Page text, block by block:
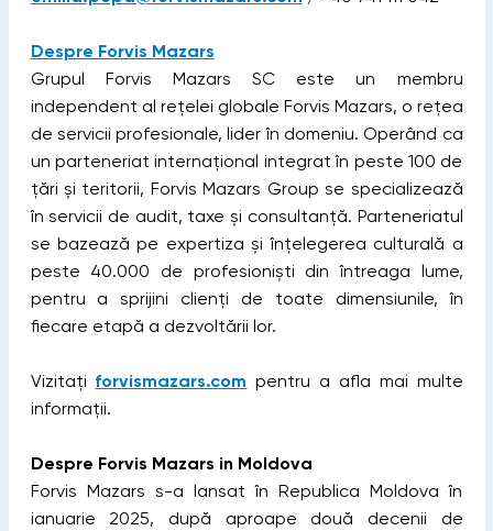
Despre Forvis Mazars
Grupul Forvis Mazars SC este un membru
independent al rețelei globale Forvis Mazars, o rețea
de servicii profesionale, lider în domeniu. Operând ca
un parteneriat internațional integrat în peste 100 de
țări și teritorii, Forvis Mazars Group se specializează
în servicii de audit, taxe și consultanță. Parteneriatul
se bazează pe expertiza și înțelegerea culturală a
peste 40.000 de profesioniști din întreaga lume,
pentru a sprijini clienți de toate dimensiunile, în
fiecare etapă a dezvoltării lor.
Vizitați forvismazars.com pentru a afla mai multe
informații.
Despre Forvis Mazars in Moldova
Forvis Mazars s-a lansat în Republica Moldova în
ianuarie 2025, după aproape două decenii de